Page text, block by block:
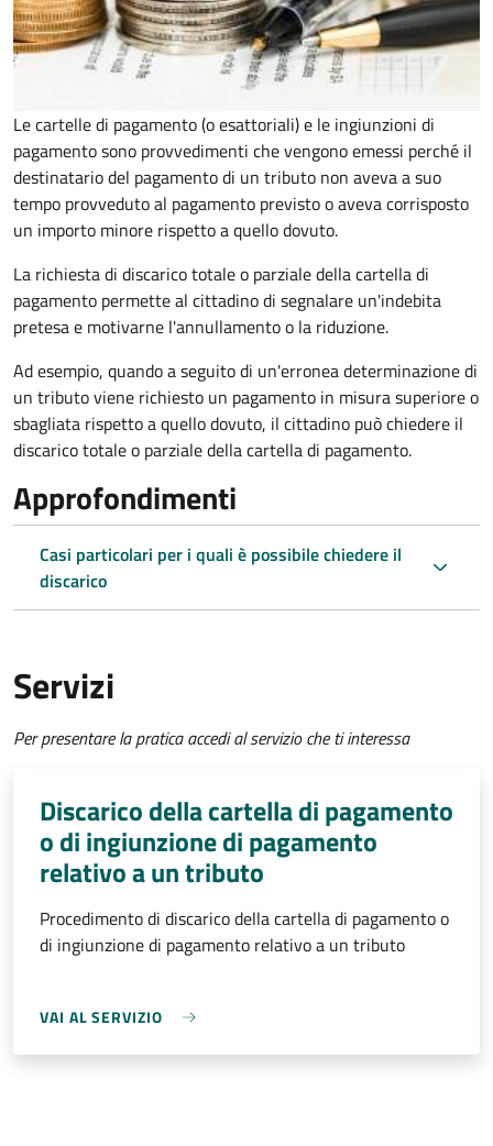
Le cartelle di pagamento (o esattoriali) e le ingiunzioni di
pagamento sono provvedimenti che vengono emessi perché il
destinatario del pagamento di un tributo non aveva a suo
tempo provveduto al pagamento previsto o aveva corrisposto
un importo minore rispetto a quello dovuto.
La richiesta di discarico totale o parziale della cartella di
pagamento permette al cittadino di segnalare un'indebita
pretesa e motivarne l'annullamento o la riduzione.
Ad esempio, quando a seguito di un'erronea determinazione di
un tributo viene richiesto un pagamento in misura superiore o
sbagliata rispetto a quello dovuto, il cittadino può chiedere il
discarico totale o parziale della cartella di pagamento.
Approfondimenti
Casi particolari per i quali è possibile chiedere il
discarico
Servizi
Per presentare la pratica accedi al servizio che ti interessa
Discarico della cartella di pagamento
o di ingiunzione di pagamento
relativo a un tributo
Procedimento di discarico della cartella di pagamento o
di ingiunzione di pagamento relativo a un tributo
VAI AL SERVIZIO